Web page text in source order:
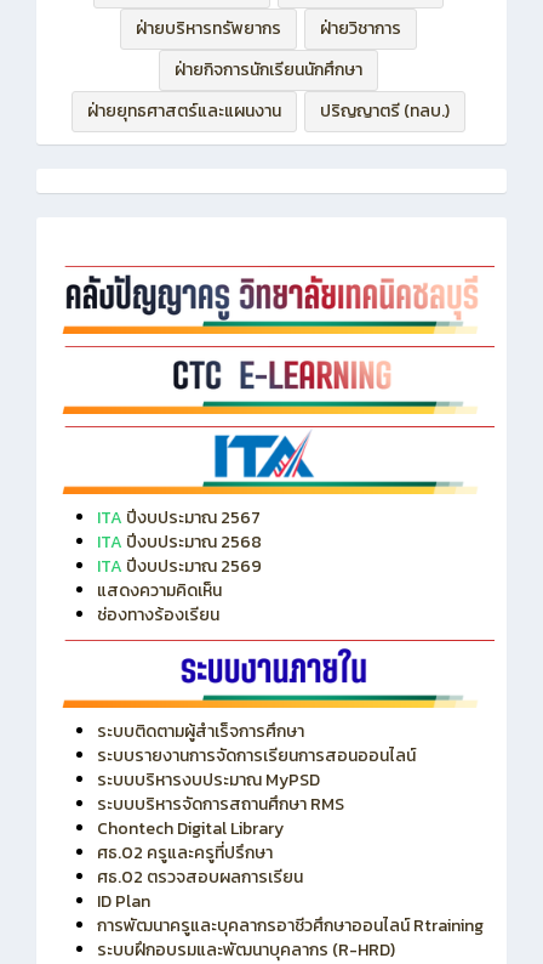
ฝ่ายบริหารทรัพยากร
ฝ่ายวิชาการ
ฝ่ายกิจการนักเรียนนักศึกษา
ฝ่ายยุทธศาสตร์และแผนงาน
ปริญญาตรี (ทลบ.)
ITA ปีงบประมาณ 2567
ITA ปีงบประมาณ 2568
ITA ปีงบประมาณ 2569
แสดงความคิดเห็น
ช่องทางร้องเรียน
ระบบติดตามผู้สำเร็จการศึกษา
ระบบรายงานการจัดการเรียนการสอนออนไลน์
ระบบบริหารงบประมาณ MyPSD
ระบบบริหารจัดการสถานศึกษา RMS
Chontech Digital Library
ศธ.02 ครูและครูที่ปรึกษา
ศธ.02 ตรวจสอบผลการเรียน
ID Plan
การพัฒนาครูและบุคลากรอาชีวศึกษาออนไลน์ Rtraining
ระบบฝึกอบรมและพัฒนาบุคลากร (R-HRD)